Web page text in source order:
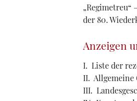
„Regimetreu“
der 80.
Anzeigen
I. Liste der
II. Allgemeine
III.